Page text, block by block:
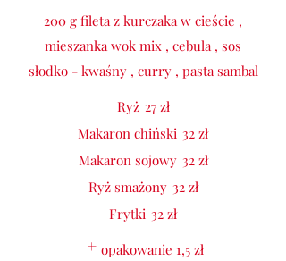
200 g fileta z kurczaka w cieście ,
mieszanka wok mix , cebula , sos
słodko - kwaśny , curry , pasta sambal
Ryż 27 zł
Makaron chiński 32 zł
Makaron sojowy 32 zł
Ryż smażony 32 zł
Frytki 32 zł
opakowanie 1,5 zł